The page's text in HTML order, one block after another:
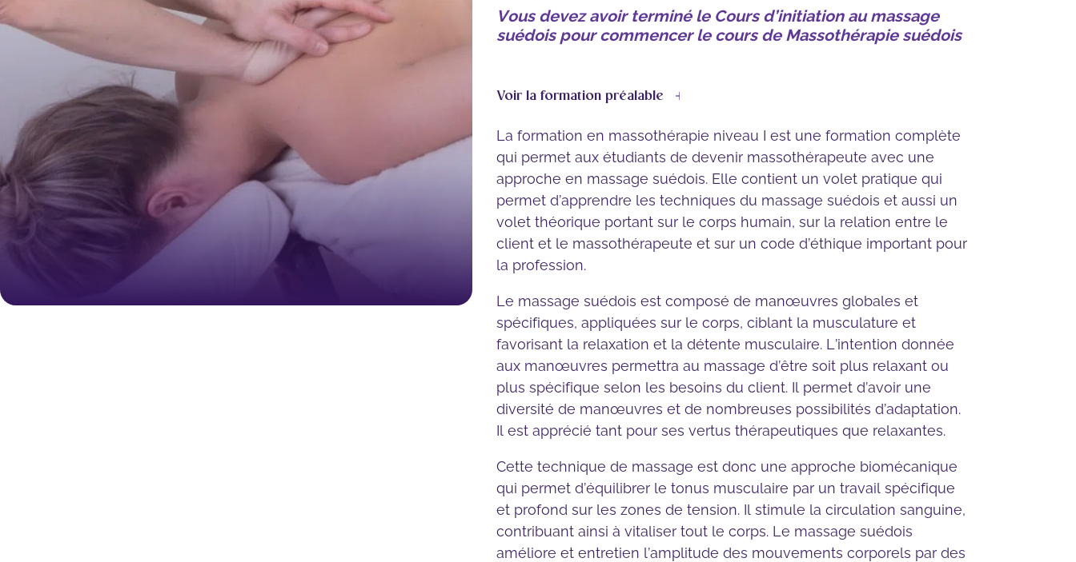
niveau I
Massage suédois avancé –
Cervical et membre supérieur
musculaire
Pratique supervisée anatomie
avancée
Vous devez avoir terminé le Cours d’initiation au massage
suédois pour commencer le cours de Massothérapie suédois
Voir la formation préalable
La formation en massothérapie niveau I est une formation complète
qui permet aux étudiants de devenir massothérapeute avec une
approche en massage suédois. Elle contient un volet pratique qui
permet d’apprendre les techniques du massage suédois et aussi un
volet théorique portant sur le corps humain, sur la relation entre le
client et le massothérapeute et sur un code d’éthique important pour
la profession.
Le massage suédois est composé de manœuvres globales et
spécifiques, appliquées sur le corps, ciblant la musculature et
favorisant la relaxation et la détente musculaire. L’intention donnée
aux manœuvres permettra au massage d’être soit plus relaxant ou
plus spécifique selon les besoins du client. Il permet d’avoir une
diversité de manœuvres et de nombreuses possibilités d’adaptation.
Il est apprécié tant pour ses vertus thérapeutiques que relaxantes.
Cette technique de massage est donc une approche biomécanique
qui permet d’équilibrer le tonus musculaire par un travail spécifique
et profond sur les zones de tension. Il stimule la circulation sanguine,
contribuant ainsi à vitaliser tout le corps. Le massage suédois
améliore et entretien l’amplitude des mouvements corporels par des